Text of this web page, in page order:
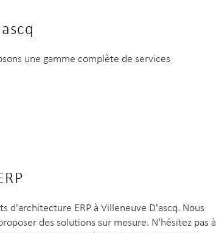
une gamme complète de services
d'architecture ERP à Villeneuve D'ascq. Nous
des solutions sur mesure. N'hésitez pas à